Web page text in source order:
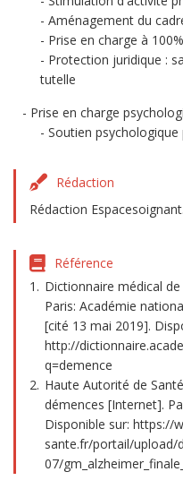
Aménagement du
Prise en charge à
Protection juridique :
tutelle
Prise en charge
Soutien
Rédaction
Rédaction
Référence
Dictionnaire médical
Paris: Académie
[cité 13 mai 2019].
http://
q=demence
Haute Autorité de
démences [Internet].
Disponible sur: https://
sante.fr/portail/upload/
07/